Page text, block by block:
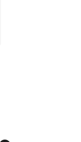
de $55.00 à